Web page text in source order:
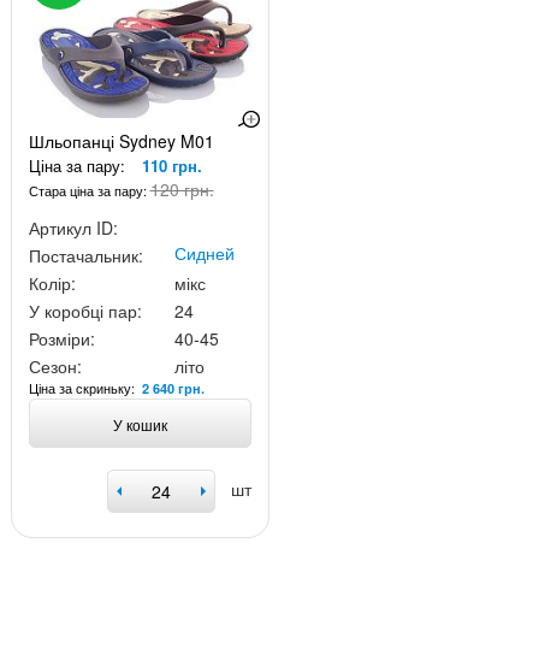
Шльопанці Sydney M01
Ціна за пару: 110 грн.
Стара ціна за пару:120 грн.
Артикул ID:
Постачальник:
Сидней
Колір:
мікс
У коробці пар:
24
Розміри:
40-45
Сезон:
літо
Ціна за скриньку: 2 640 грн.
У кошик
шт